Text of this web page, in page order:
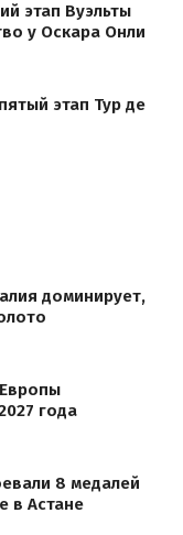
этап Вуэльты
у Оскара Онли
этап Тур де
доминирует,
года
8 медалей
в Астане